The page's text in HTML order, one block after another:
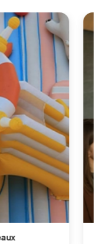
à bordeaux